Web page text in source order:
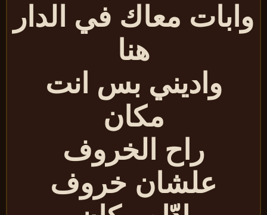
معاك في الدار
هنا
واديني بس انت
مكان
راح الخروف
علشان خروف